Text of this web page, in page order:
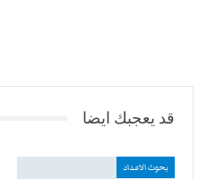
قد يعجبك ايضا
بحوث الاعداد